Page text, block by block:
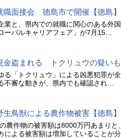
職面接会 徳島市で開催【徳島】
業と、県内での就職に関心のある外
ーバルキャリアフェア」が7月15…
金盗まれる トクリュウの疑いも
る「トクリュウ」による凶悪犯罪が
不審な動きが、県内でも確認され…
鳥獣による農作物被害【徳島】
農作物の被害額は8000万円あまりと
による被害額は増加していることが